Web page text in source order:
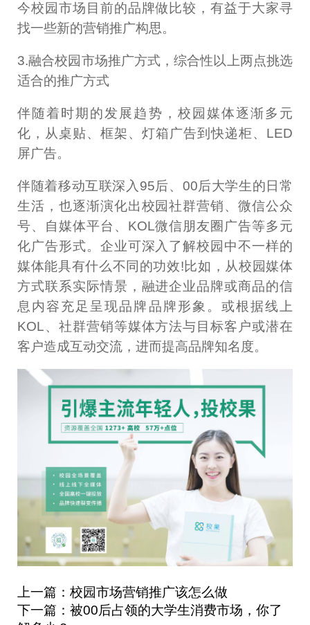
今校园市场目前的品牌做比较，有益于大家寻
找一些新的营销推广构思。
3.融合校园市场推广方式，综合性以上两点挑选
适合的推广方式
伴随着时期的发展趋势，校园媒体逐渐多元
化，从桌贴、框架、灯箱广告到快递柜、LED
屏广告。
伴随着移动互联深入95后、00后大学生的日常
生活，也逐渐演化出校园社群营销、微信公众
号、自媒体平台、KOL微信朋友圈广告等多元
化广告形式。企业可深入了解校园中不一样的
媒体能具有什么不同的功效!比如，从校园媒体
方式联系实际情景，融进企业品牌或商品的信
息内容充足呈现品牌品牌形象。或根据线上
KOL、社群营销等媒体方法与目标客户或潜在
客户造成互动交流，进而提高品牌知名度。
上一篇：校园市场营销推广该怎么做
下一篇：被00后占领的大学生消费市场，你了